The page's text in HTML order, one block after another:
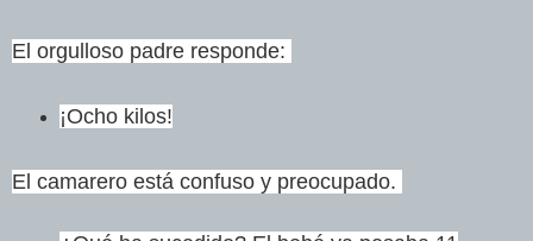
El orgulloso padre responde:
¡Ocho kilos!
El camarero está confuso y preocupado.